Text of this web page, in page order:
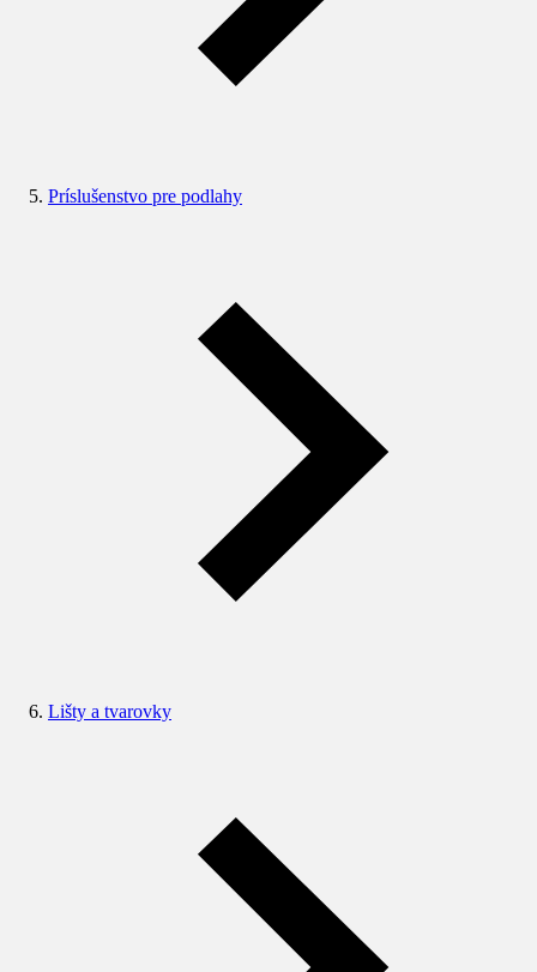
Príslušenstvo pre podlahy
Lišty a tvarovky